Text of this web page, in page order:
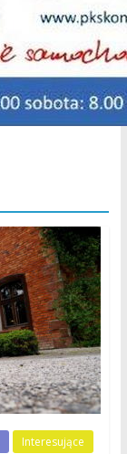
Interesujące